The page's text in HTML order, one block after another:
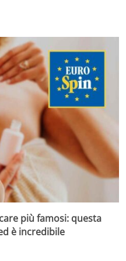
più famosi: questa
è incredibile